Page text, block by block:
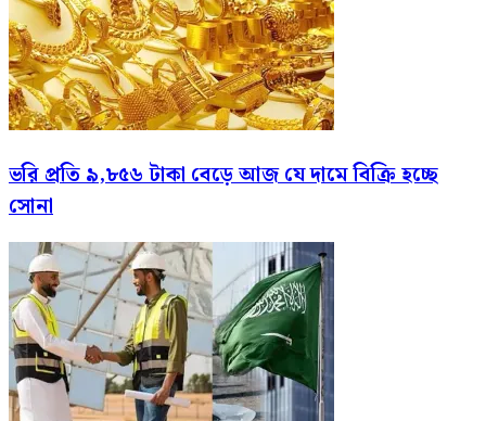
ভরি প্রতি ৯,৮৫৬ টাকা বেড়ে আজ যে দামে বিক্রি হচ্ছে
সোনা